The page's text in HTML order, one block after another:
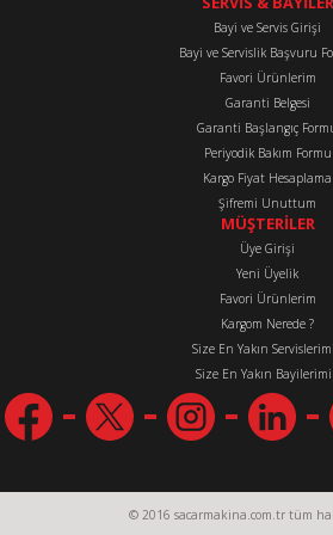
Gönder
Bayi ve Servis Girişi
Bayi ve Servislik Başvuru
Favori Ürünlerim
Garanti Belgesi
Garanti Başlangıç
Periyodik Bakım Formu
Kargo Fiyat Hesaplama
Şifremi Unuttum
MÜŞTERİLER
Üye Girişi
Yeni Üyelik
Favori Ürünlerim
Kargom Nerede ?
Size En Yakın
Size En Yakın
© 2016 sacarmakina.com.tr tüm